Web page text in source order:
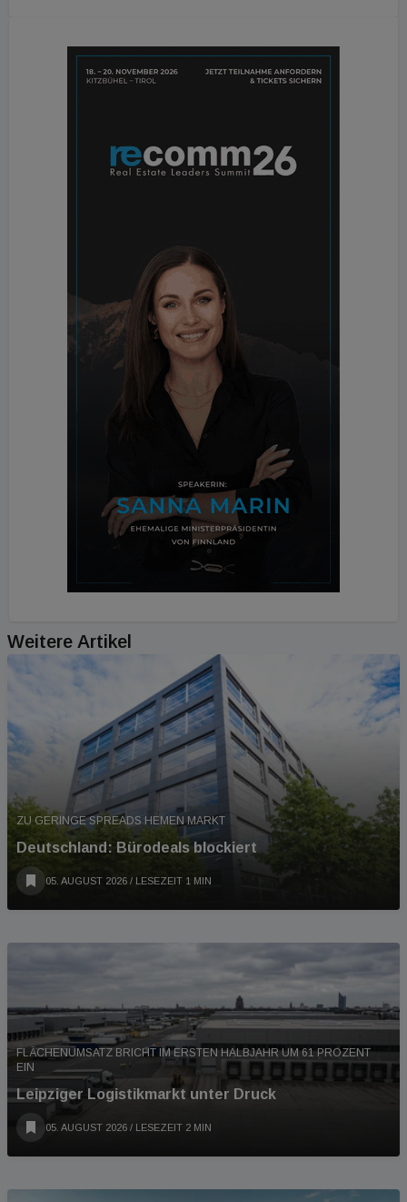
Weitere Artikel
ZU GERINGE SPREADS HEMEN MARKT
Deutschland: Bürodeals blockiert
05. AUGUST 2026 / LESEZEIT 1 MIN
FLÄCHENUMSATZ BRICHT IM ERSTEN HALBJAHR UM 61 PROZENT
EIN
Leipziger Logistikmarkt unter Druck
05. AUGUST 2026 / LESEZEIT 2 MIN